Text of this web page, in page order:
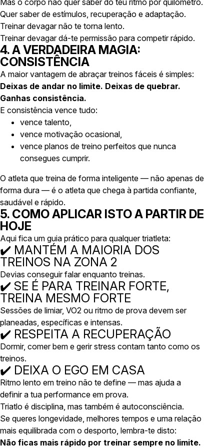
Mas o corpo não quer saber do teu ritmo por quilómetro.
Quer saber de estímulos, recuperação e adaptação.
Treinar devagar não te torna lento.
Treinar devagar dá-te permissão para competir rápido.
4. A VERDADEIRA MAGIA:
CONSISTÊNCIA
A maior vantagem de abraçar treinos fáceis é simples:
Deixas de andar no limite. Deixas de quebrar.
Ganhas consistência.
E consistência vence tudo:
vence talento,
vence motivação ocasional,
vence planos de treino perfeitos que nunca
consegues cumprir.
O atleta que treina de forma inteligente — não apenas de
forma dura — é o atleta que chega à partida confiante,
saudável e rápido.
5. COMO APLICAR ISTO A PARTIR DE
HOJE
Aqui fica um guia prático para qualquer triatleta:
✔️ MANTÉM A MAIORIA DOS
TREINOS NA ZONA 2
Devias conseguir falar enquanto treinas.
✔️ SE É PARA TREINAR FORTE,
TREINA MESMO FORTE
Sessões de limiar, VO2 ou ritmo de prova devem ser
planeadas, específicas e intensas.
✔️ RESPEITA A RECUPERAÇÃO
Dormir, comer bem e gerir stress contam tanto como os
treinos.
✔️ DEIXA O EGO EM CASA
Ritmo lento em treino não te define — mas ajuda a
definir a tua performance em prova.
Triatlo é disciplina, mas também é autoconsciência.
Se queres longevidade, melhores tempos e uma relação
mais equilibrada com o desporto, lembra-te disto:
Não ficas mais rápido por treinar sempre no limite.